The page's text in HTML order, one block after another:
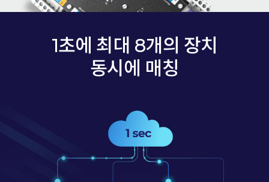
1초에 최대 8개의 장치
동시에 매칭